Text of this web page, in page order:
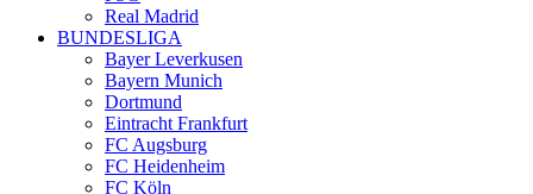
Real Madrid
BUNDESLIGA
Bayer Leverkusen
Bayern Munich
Dortmund
Eintracht Frankfurt
FC Augsburg
FC Heidenheim
FC Köln